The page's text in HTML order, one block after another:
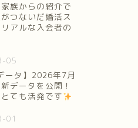
族からの紹介で
つないだ婚活ス
アルな入会者の
05
ータ】2026年7月
データを公開！
ても活発です
01